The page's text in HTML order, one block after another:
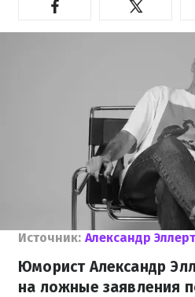
Источник: Александр Эллерт
Юморист Александр
на ложные заявления